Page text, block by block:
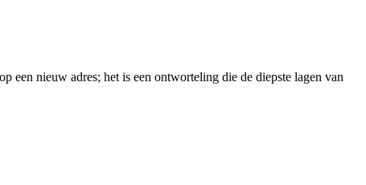
een nieuw adres; het is een ontworteling die de diepste lagen van